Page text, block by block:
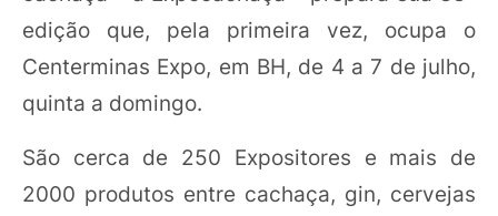
edição que, pela primeira vez, ocupa o
Centerminas Expo, em BH, de 4 a 7 de julho,
quinta a domingo.
São cerca de 250 Expositores e mais de
2000 produtos entre cachaça, gin, cervejas